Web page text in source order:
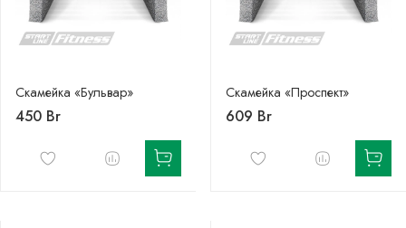
Скамейка «Бульвар»
450 Br
Скамейка «Проспект»
609 Br